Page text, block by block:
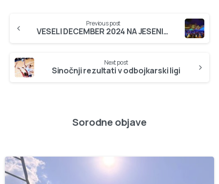
Reading
Previous post
VESELI DECEMBER 2024 NA JESENICAH
Next post
Sinočnji rezultati v odbojkarski ligi
Sorodne objave